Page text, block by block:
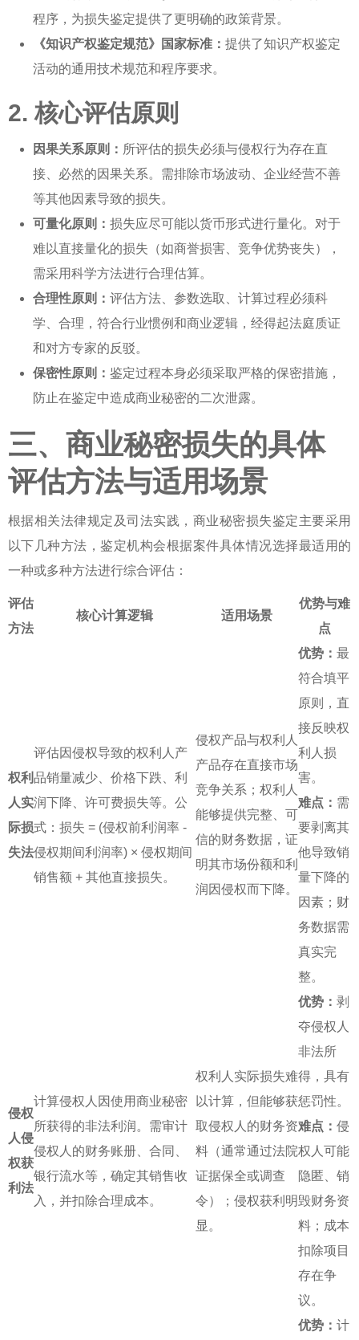
程序，为损失鉴定提供了更明确的政策背景。
《知识产权鉴定规范》国家标准：提供了知识产权鉴定
活动的通用技术规范和程序要求。
2. 核心评估原则
因果关系原则： 所评估的损失必须与侵权行为存在直
接、必然的因果关系。需排除市场波动、企业经营不善
等其他因素导致的损失。
可量化原则：损失应尽可能以货币形式进行量化。对于
难以直接量化的损失（如商誉损害、竞争优势丧失），
需采用科学方法进行合理估算。
合理性原则：评估方法、参数选取、计算过程必须科
学、合理，符合行业惯例和商业逻辑，经得起法庭质证
和对方专家的反驳。
保密性原则：鉴定过程本身必须采取严格的保密措施，
防止在鉴定中造成商业秘密的二次泄露。
三、商业秘密损失的具体
评估方法与适用场景
根据相关法律规定及司法实践， 商业秘密损失鉴定主要采用
以下几种方法，鉴定机构会根据案件具体情况选择最适用的
一种或多种方法进行综合评估：
评估
方法
核心计算逻辑 适用场景
优势与难
点
权利
人实
际损
失法
评估因侵权导致的权利人产
品销量减少、价格下跌、利
润下降、许可费损失等。公
式：损失 = (侵权前利润率 -
侵权期间利润率) × 侵权期间
销售额 + 其他直接损失。
侵权产品与权利人
产品存在直接市场
竞争关系；权利人
能够提供完整、可
信的财务数据，证
明其市场份额和利
润因侵权而下降。
优势： 最
符合填平
原则，直
接反映权
利人损
害。
难点： 需
要剥离其
他导致销
量下降的
因素；财
务数据需
真实完
整。
侵权
人侵
权获
利法
计算侵权人因使用商业秘密
所获得的非法利润。需审计
侵权人的财务账册、合同、
银行流水等，确定其销售收
入，并扣除合理成本。
权利人实际损失难
以计算，但能够获
取侵权人的财务资
料（通常通过法院
证据保全或调查
令）；侵权获利明
显。
优势： 剥
夺侵权人
非法所
得，具有
惩罚性。
难点： 侵
权人可能
隐匿、销
毁财务资
料；成本
扣除项目
存在争
议。
优势： 计